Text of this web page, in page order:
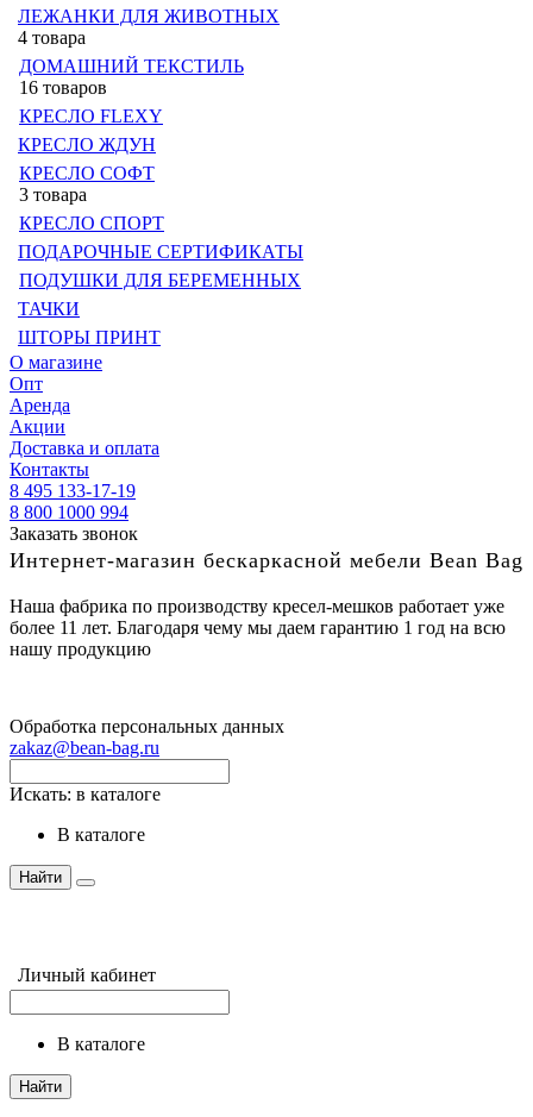
ЛЕЖАНКИ ДЛЯ ЖИВОТНЫХ
4 товара
ДОМАШНИЙ ТЕКСТИЛЬ
16 товаров
КРЕСЛО FLEXY
КРЕСЛО ЖДУН
КРЕСЛО СОФТ
3 товара
КРЕСЛО СПОРТ
ПОДАРОЧНЫЕ СЕРТИФИКАТЫ
ПОДУШКИ ДЛЯ БЕРЕМЕННЫХ
ТАЧКИ
ШТОРЫ ПРИНТ
О магазине
Опт
Аренда
Акции
Доставка и оплата
Контакты
8 495 133-17-19
8 800 1000 994
Заказать звонок
Интернет-магазин бескаркасной мебели Bean Bag
Наша фабрика по производству кресел-мешков работает уже
более 11 лет. Благодаря чему мы даем гарантию 1 год на всю
нашу продукцию
Обработка персональных данных
zakaz@bean-bag.ru
Искать: в каталоге
в каталоге
Найти
Личный кабинет
в каталоге
Найти